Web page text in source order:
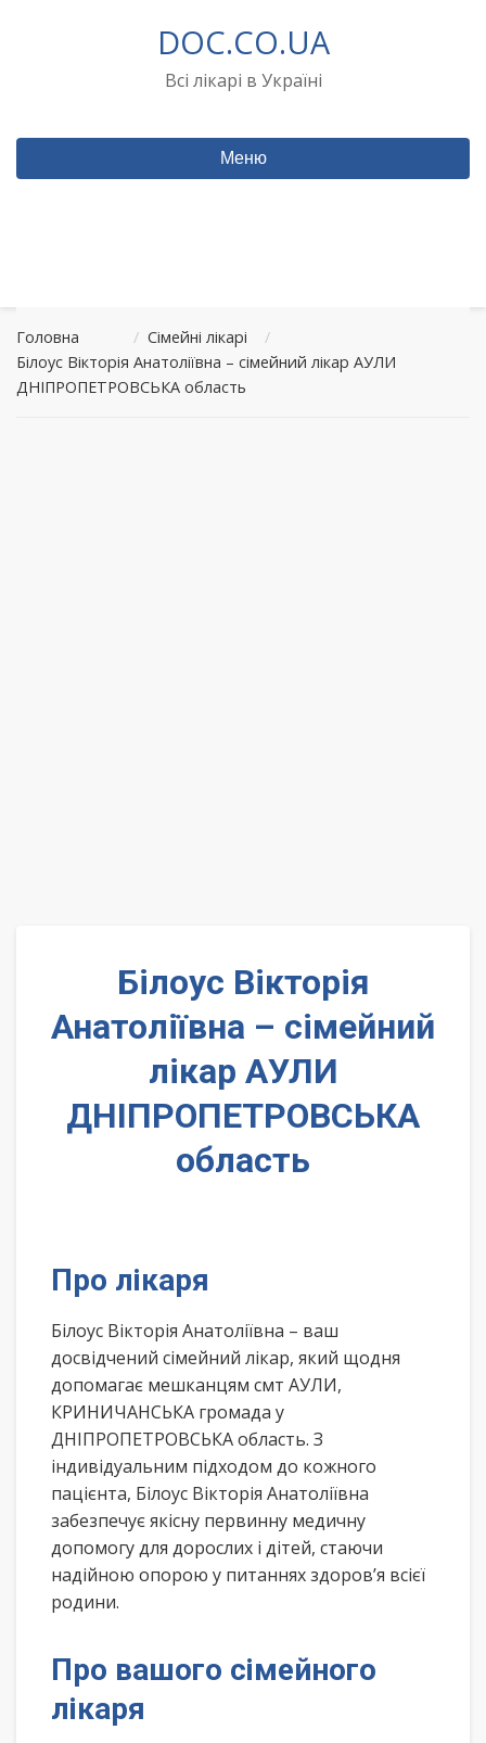
DOC.CO.UA
Всі лікарі в Україні
Меню
Головна / Сімейні лікарі
/
Білоус Вікторія Анатоліївна – сімейний лікар АУЛИ
ДНІПРОПЕТРОВСЬКА область
Білоус Вікторія
Анатоліївна – сімейний
лікар АУЛИ
ДНІПРОПЕТРОВСЬКА
область
Про лікаря
Білоус Вікторія Анатоліївна – ваш
досвідчений сімейний лікар, який щодня
допомагає мешканцям смт АУЛИ,
КРИНИЧАНСЬКА громада у
ДНІПРОПЕТРОВСЬКА область. З
індивідуальним підходом до кожного
пацієнта, Білоус Вікторія Анатоліївна
забезпечує якісну первинну медичну
допомогу для дорослих і дітей, стаючи
надійною опорою у питаннях здоров’я всієї
родини.
Про вашого сімейного
лікаря